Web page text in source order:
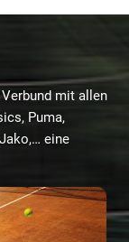
mit allen
Puma,
eine